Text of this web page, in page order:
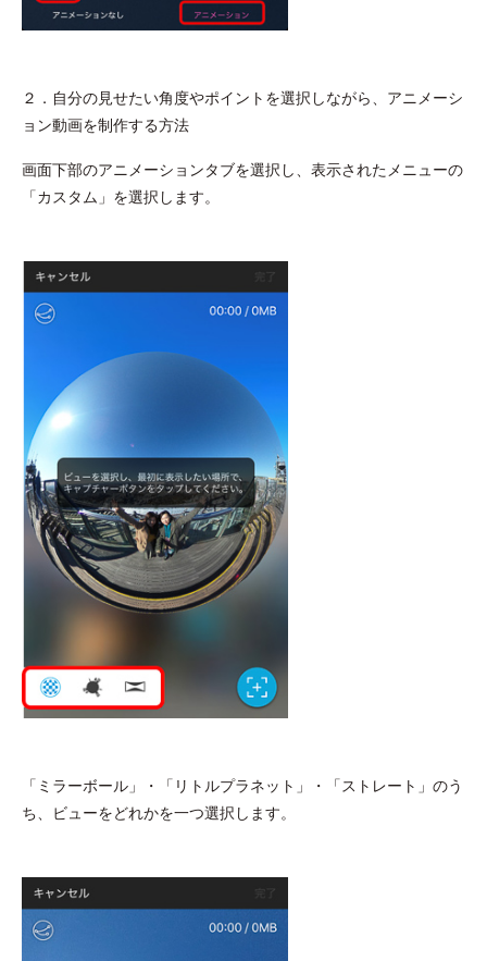
２．自分の見せたい角度やポイントを選択しながら、アニメーシ
ョン動画を制作する方法
画面下部のアニメーションタブを選択し、表示されたメニューの
「カスタム」を選択します。
「ミラーボール」・「リトルプラネット」・「ストレート」のう
ち、ビューをどれかを一つ選択します。